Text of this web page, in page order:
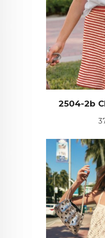
2504-2b